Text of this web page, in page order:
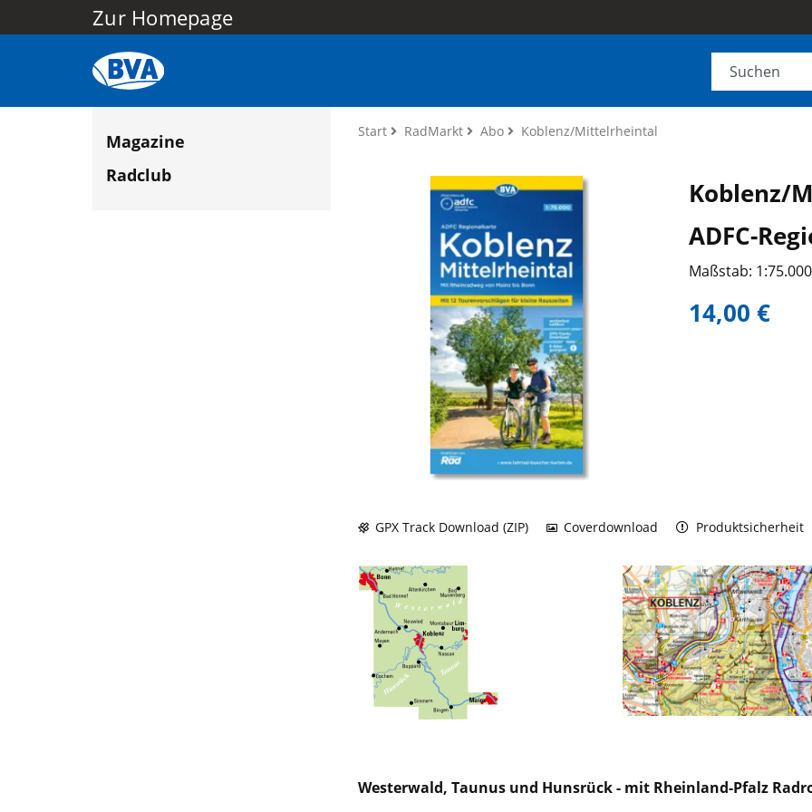
Zur Homepage
Magazine
Radclub
Start RadMarkt Abo Koblenz/Mittelrheintal
Koblenz/
ADFC-
Maßstab: 1:75.000
14,00 €
GPX Track Download (ZIP) Coverdownload Produktsicherheit
Westerwald, Taunus und Hunsrück - mit Rheinland-Pfalz